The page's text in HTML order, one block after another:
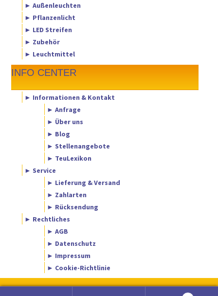
► Außenleuchten
► Pflanzenlicht
► LED Streifen
► Zubehör
► Leuchtmittel
INFO CENTER
► Informationen & Kontakt
► Anfrage
► Über uns
► Blog
► Stellenangebote
► TeuLexikon
► Service
► Lieferung & Versand
► Zahlarten
► Rücksendung
► Rechtliches
► AGB
► Datenschutz
► Impressum
► Cookie-Richtlinie